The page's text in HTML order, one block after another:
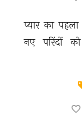
प्यार का पहला
नए परिंदों को